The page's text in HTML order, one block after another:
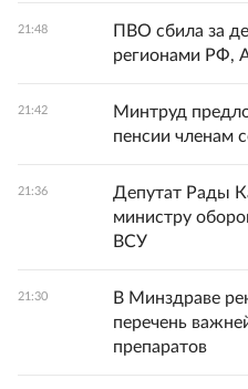
21:48
ПВО сбила за
регионами РФ,
21:42
Минтруд
пенсии членам
21:36
Депутат Рады
министру
ВСУ
21:30
В Минздраве
перечень
препаратов